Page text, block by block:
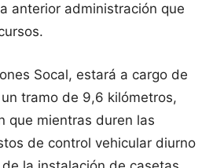
anterior administración que
Socal, estará a cargo de
tramo de 9,6 kilómetros,
que mientras duren las
de control vehicular diurno